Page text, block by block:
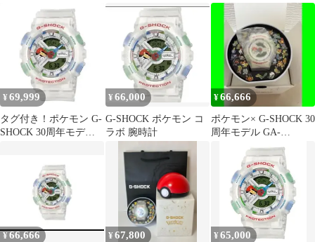
ボGA-110PKM-7AJR
110PKM-7AJR
110PKM-7AJR
¥ 69,999
タグ付き！ポケモン G-
SHOCK 30周年モデル
¥ 66,000
G-SHOCK ポケモン コ
ラボ 腕時計
¥66,666
ポケモン× G-SHOCK 30
周年モデル GA-
¥66,666 ¥67,800 ¥65,000